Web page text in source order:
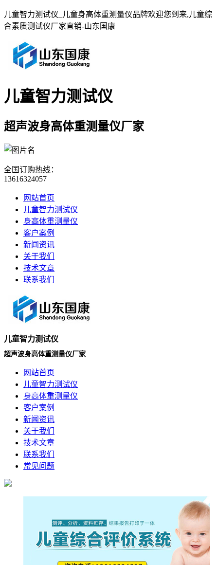
儿童智力测试仪_儿童身高体重测量仪品牌欢迎您到来,儿童综
合素质测试仪厂家直销-山东国康
儿童智力测试仪
超声波身高体重测量仪厂家
全国订购热线：
13616324057
网站首页
儿童智力测试仪
身高体重测量仪
客户案例
新闻资讯
关于我们
技术文章
联系我们
儿童智力测试仪
超声波身高体重测量仪厂家
网站首页
儿童智力测试仪
身高体重测量仪
客户案例
新闻资讯
关于我们
技术文章
联系我们
常见问题